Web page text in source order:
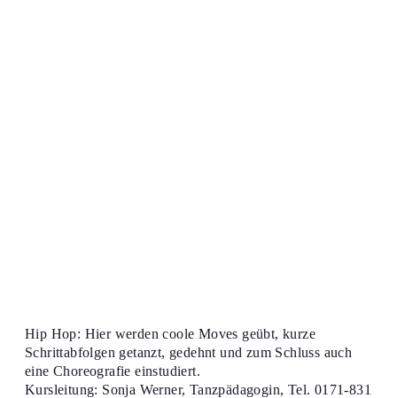
Hip Hop: Hier werden coole Moves geübt, kurze
Schrittabfolgen getanzt, gedehnt und zum Schluss auch
eine Choreografie einstudiert.
Kursleitung: Sonja Werner, Tanzpädagogin, Tel. 0171-831